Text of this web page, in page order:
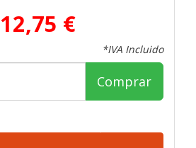
12,75 €
*IVA Incluido
Comprar